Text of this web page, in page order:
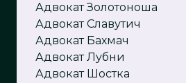
Адвокат Золотоноша
Адвокат Славутич
Адвокат Бахмач
Адвокат Лубни
Адвокат Шостка